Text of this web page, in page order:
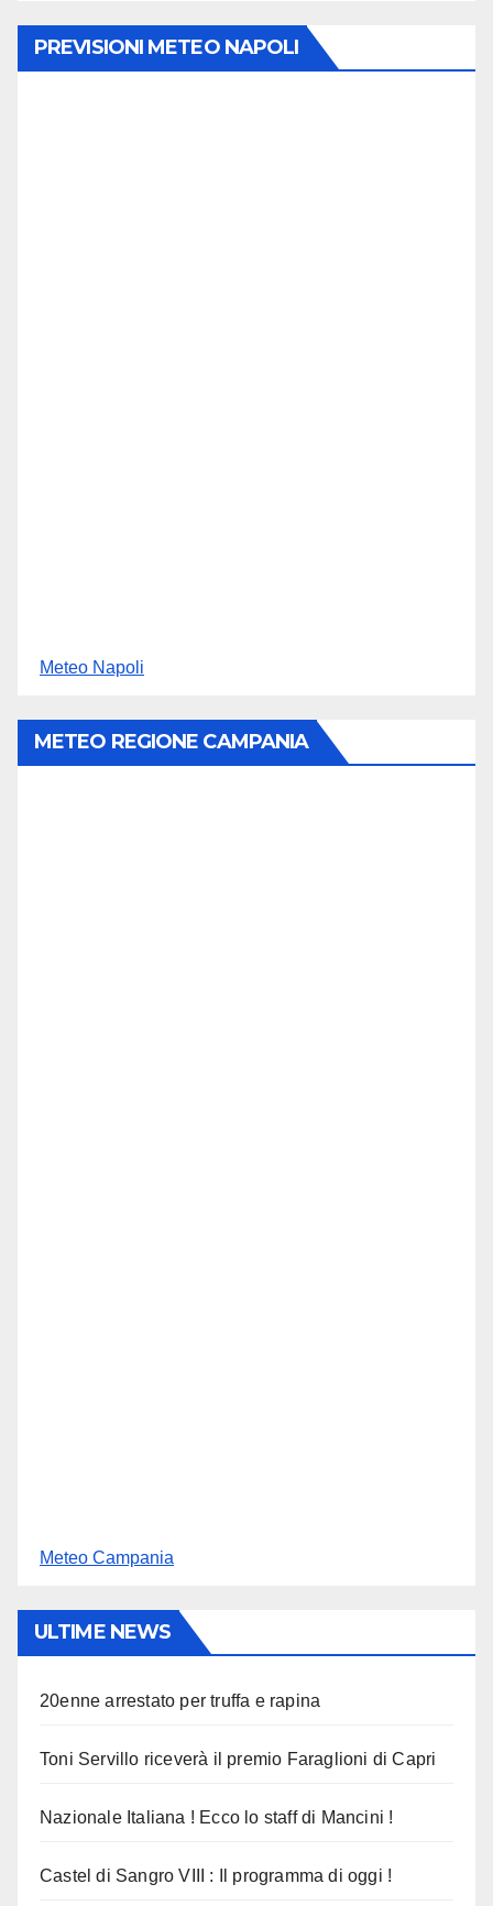
PREVISIONI METEO NAPOLI
Meteo Napoli
METEO REGIONE CAMPANIA
Meteo Campania
ULTIME NEWS
20enne arrestato per truffa e rapina
Toni Servillo riceverà il premio Faraglioni di Capri
Nazionale Italiana ! Ecco lo staff di Mancini !
Castel di Sangro VIII : Il programma di oggi !